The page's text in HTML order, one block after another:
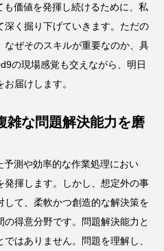
価値を発揮し続けるために、私
深く掘り下げていきます。ただの
なぜそのスキルが重要なのか、具
の現場感覚も交えながら、明日
届けします。
雑な問題解決能力を磨
測や効率的な作業処理におい
発揮します。しかし、想定外の事
て、柔軟かつ創造的な解決策を
の得意分野です。問題解決能力と
はありません。問題を理解し、